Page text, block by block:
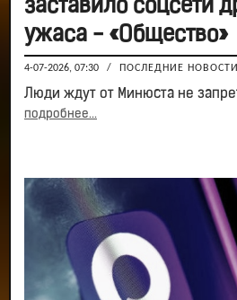
заставило соцсети
ужаса - «Общество»
4-07-2026, 07:30 / ПОСЛЕДНИЕ НОВОСТИ
Люди ждут от Минюста не
подробнее...